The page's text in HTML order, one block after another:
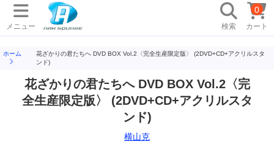
メニュー 検索 カート
0
ホーム
花ざかりの君たちへ DVD BOX Vol.2〈完全生産限定版〉 (2DVD+CD+アクリルスタ
ンド)
花ざかりの君たちへ DVD BOX Vol.2〈完
全生産限定版〉 (2DVD+CD+アクリルスタ
ンド)
横山克